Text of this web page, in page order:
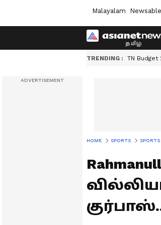
Malayalam Newsable
TRENDING : TN Budget
HOME SPORTS